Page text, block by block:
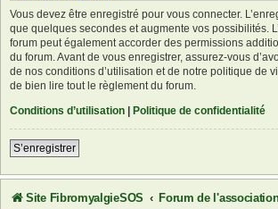
Vous devez être enregistré pour vous connecter.
que quelques secondes et augmente vos possibilités.
forum peut également accorder des permissions
du forum. Avant de vous enregistrer, assurez-vous
de nos conditions d’utilisation et de notre politique de
de bien lire tout le règlement du forum.
Conditions d’utilisation
Politique de confidentialité
S’enregistrer
Site FibromyalgieSOS Forum de